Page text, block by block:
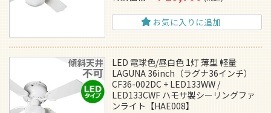
お気に入りに追加
LED 電球色/昼白色 1灯 薄型 軽量
LAGUNA 36inch（ラグナ36インチ）
CF36-002DC + LED133WW /
LED133CWF ハモサ製シーリングファ
ンライト【HAE008】